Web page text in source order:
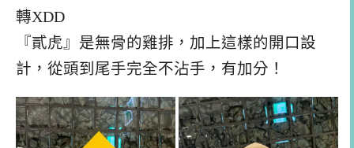
轉XDD
『貳虎』是無骨的雞排，加上這樣的開口設
計，從頭到尾手完全不沾手，有加分！